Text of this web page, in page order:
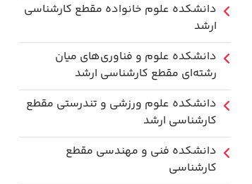
دانشکده علوم خانواده مقطع کارشناسی
ارشد
دانشکده علوم و فناوری‌های میان
رشته‌ای مقطع کارشناسی ارشد
دانشکده علوم ورزشی و تندرستی مقطع
کارشناسی ارشد
دانشکده فنی و مهندسی مقطع
کارشناسی